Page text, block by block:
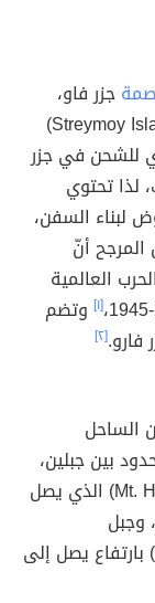
جزر فاو،
وتقع على جزيرة ستريموي (بالإنجليزية: Streymoy Island)
للشحن في جزر
لذا تحتوي
لبناء السفن،
أنّ
العالمية
[١] وتضم
[٢]
الساحل
بين جبلين،
وهما: جبل هوساريان (بالإنجليزية: Mt. Húsareyn) الذي يصل
وجبل
كركجوبوريان (بالإنجليزية: Mt. Kirkjubøreyn) بارتفاع يصل إلى